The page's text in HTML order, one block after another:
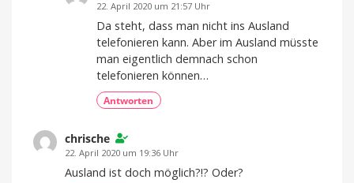
22. April 2020 um 21:57 Uhr
Da steht, dass man nicht ins Ausland
telefonieren kann. Aber im Ausland müsste
man eigentlich demnach schon
telefonieren können…
Antworten
chrische
22. April 2020 um 19:36 Uhr
Ausland ist doch möglich?!? Oder?